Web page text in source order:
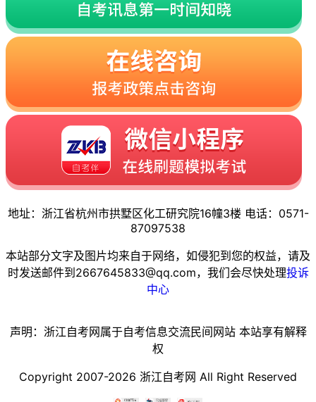
地址：浙江省杭州市拱墅区化工研究院16幢3楼 电话：0571-
87097538
本站部分文字及图片均来自于网络，如侵犯到您的权益，请及
时发送邮件到2667645833@qq.com，我们会尽快处理投诉
中心
声明：浙江自考网属于自考信息交流民间网站 本站享有解释
权
Copyright 2007-2026 浙江自考网 All Right Reserved